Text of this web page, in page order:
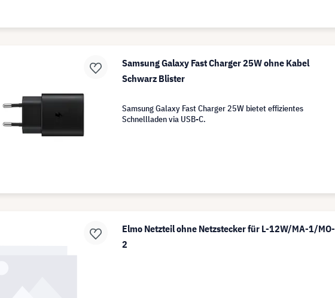
Samsung Galaxy Fast Charger 25W ohne Kabel
Schwarz Blister
Samsung Galaxy Fast Charger 25W bietet effizientes
Schnellladen via USB-C.
Elmo Netzteil ohne Netzstecker für L-12W/MA-1/MO-
2